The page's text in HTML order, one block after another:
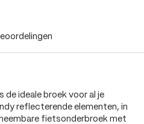
de ideale broek voor al je
reflecterende elementen, in
fietsonderbroek met